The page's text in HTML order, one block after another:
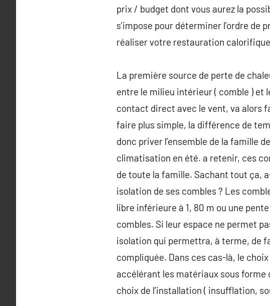
prix / budget dont vous aurez la
s’impose pour déterminer l’ordre
réaliser votre restauration
La première source de perte de
entre le milieu intérieur ( comble ) et
contact direct avec le vent, va alors
faire plus simple, la différence de
donc priver l’ensemble de la famille
climatisation en été. a retenir, ces
de toute la famille. Sachant tout ça,
isolation de ses combles ? Les
libre inférieure à 1, 80 m ou une
combles. Si leur espace ne permet
isolation qui permettra, à terme, de
compliquée. Dans ces cas-là, le
accélérant les matériaux sous forme
choix de l’installation ( insufflation,